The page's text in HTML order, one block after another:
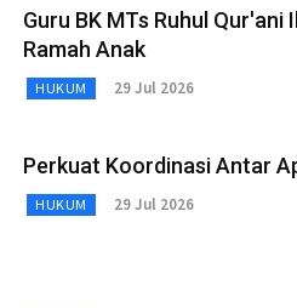
Guru BK MTs Ruhul Qur'ani
Ramah Anak
HUKUM 29 Jul 2026
Perkuat Koordinasi Antar
HUKUM 29 Jul 2026